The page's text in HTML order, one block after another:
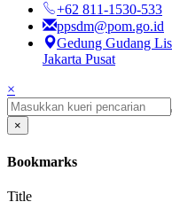
+62 811-1530-533
ppsdm@pom.go.id
Gedung Gudang
Jakarta Pusat
×
×
Bookmarks
Title